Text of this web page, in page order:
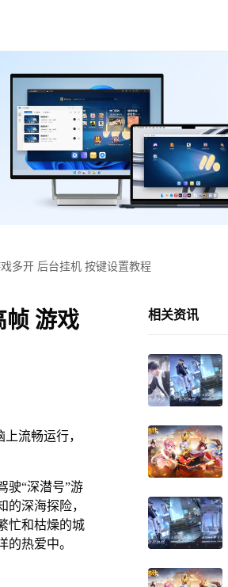
多开 后台挂机 按键设置教程
游戏
流畅运行，
驶“深潜号”游
深海探险，
忙和枯燥的城
热爱中。
相关资讯